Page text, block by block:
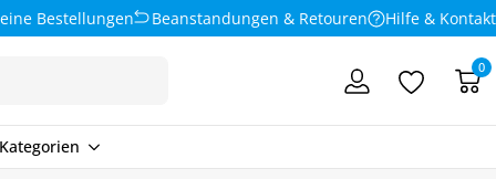
Bestellungen Beanstandungen & Retouren Hilfe & Kontakt
0